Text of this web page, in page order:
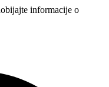
informacije o